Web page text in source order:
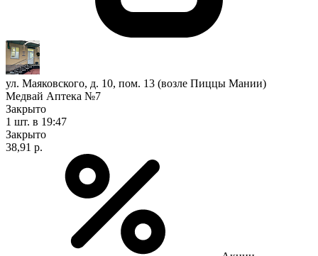
ул. Маяковского, д. 10, пом. 13 (возле Пиццы Мании)
Медвай Аптека №7
Закрыто
1 шт. в 19:47
Закрыто
38,91 р.